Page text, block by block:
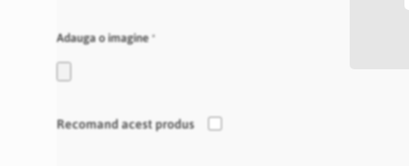
Adauga o imagine
Recomand acest produs